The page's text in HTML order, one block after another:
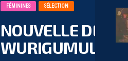
FÉMININES SÉLECTION
NOUVELLE
WURIGUMULA